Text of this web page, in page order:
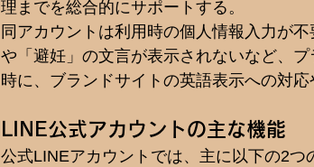
理までを総合的にサポートする。
同アカウントは利用時の個人情報入力が
や「避妊」の文言が表示されないなど、
時に、ブランドサイトの英語表示への対
LINE公式アカウントの主な機能
公式LINEアカウントでは、主に以下の2つ